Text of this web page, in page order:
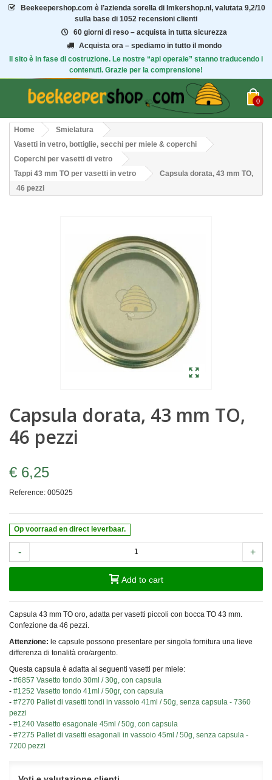
Beekeepershop.com è l’azienda sorella di Imkershop.nl, valutata 9,2/10
sulla base di 1052 recensioni clienti
60 giorni di reso – acquista in tutta sicurezza
Acquista ora – spediamo in tutto il mondo
Il sito è in fase di costruzione. Le nostre “api operaie” stanno traducendo i
contenuti. Grazie per la comprensione!
0
Home
Smielatura
Vasetti in vetro, bottiglie, secchi per miele & coperchi
Coperchi per vasetti di vetro
Tappi 43 mm TO per vasetti in vetro
Capsula dorata, 43 mm TO,
46 pezzi
Capsula dorata, 43 mm TO,
46 pezzi
€ 6,25
Reference: 005025
Op voorraad en direct leverbaar.
- +
Add to cart
Capsula 43 mm TO oro, adatta per vasetti piccoli con bocca TO 43 mm.
Confezione da 46 pezzi.
Attenzione: le capsule possono presentare per singola fornitura una lieve
differenza di tonalità oro/argento.
Questa capsula è adatta ai seguenti vasetti per miele:
- #6857 Vasetto tondo 30ml / 30g, con capsula
- #1252 Vasetto tondo 41ml / 50gr, con capsula
- #7270 Pallet di vasetti tondi in vassoio 41ml / 50g, senza capsula - 7360
pezzi
- #1240 Vasetto esagonale 45ml / 50g, con capsula
- #7275 Pallet di vasetti esagonali in vassoio 45ml / 50g, senza capsula -
7200 pezzi